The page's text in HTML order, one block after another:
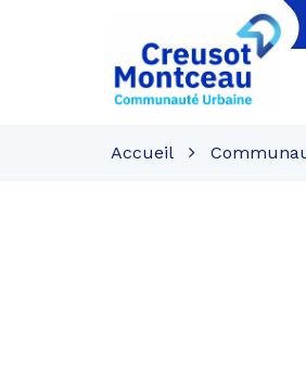
Creusot
Montceau
Accueil